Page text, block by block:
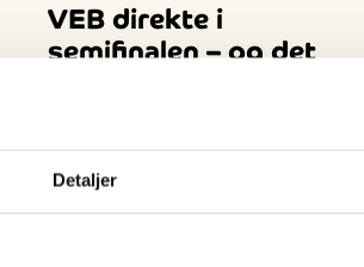
Detaljer
VEB direkte i
semifinalen – og det
over Solrød Strand udbyggede
Vendsyssel Elite Badminton sit forspring